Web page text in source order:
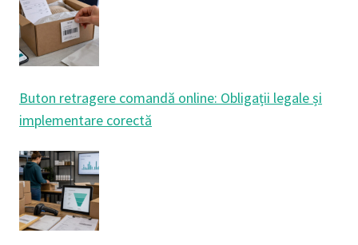
Buton retragere comandă online: Obligații legale și
implementare corectă